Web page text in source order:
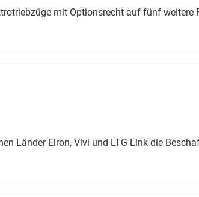
mit Optionsrecht auf fünf weitere
Länder Elron, Vivi und LTG Link die